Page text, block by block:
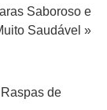
Saboroso e
Saudável »
de